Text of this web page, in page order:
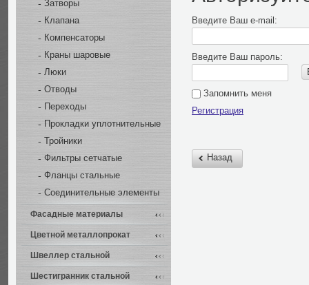
Введите Ваш e-mail:
Введите Ваш пароль:
Запомнить меня
Регистрация
Назад
Затворы
Клапана
Компенсаторы
Краны шаровые
Люки
Отводы
Переходы
Прокладки уплотнительные
Тройники
Фильтры сетчатые
Фланцы стальные
Соединительные элементы
Фасадные материалы
Цветной металлопрокат
Швеллер стальной
Шестигранник стальной